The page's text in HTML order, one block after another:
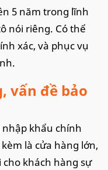
5 năm trong lĩnh
nói riêng. Có thể
xác, và phục vụ
vấn đề bảo
nhập khẩu chính
là cửa hàng lớn,
khách hàng sự